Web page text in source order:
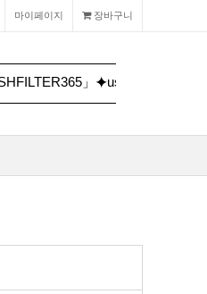
장바구니
마이페이지